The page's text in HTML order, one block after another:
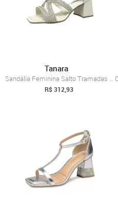
Tanara
Sandália Feminina Salto Tramadas Brilho ...
R$ 312,93